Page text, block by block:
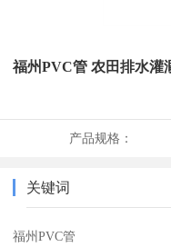
福州PVC管 农田排水灌
产品规格：
关键词
福州PVC管